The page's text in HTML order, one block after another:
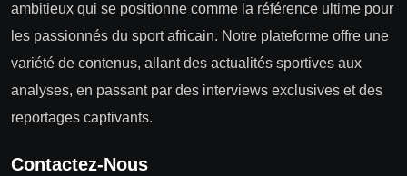
ambitieux qui se positionne comme la référence ultime pour
les passionnés du sport africain. Notre plateforme offre une
variété de contenus, allant des actualités sportives aux
analyses, en passant par des interviews exclusives et des
reportages captivants.
Contactez-Nous